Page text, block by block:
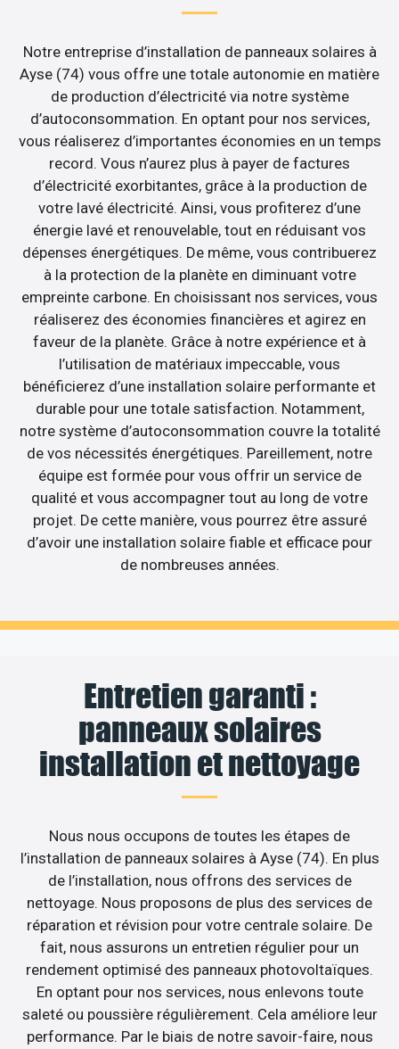
Notre entreprise d’installation de panneaux solaires à
Ayse (74) vous offre une totale autonomie en matière
de production d’électricité via notre système
d’autoconsommation. En optant pour nos services,
vous réaliserez d’importantes économies en un temps
record. Vous n’aurez plus à payer de factures
d’électricité exorbitantes, grâce à la production de
votre lavé électricité. Ainsi, vous profiterez d’une
énergie lavé et renouvelable, tout en réduisant vos
dépenses énergétiques. De même, vous contribuerez
à la protection de la planète en diminuant votre
empreinte carbone. En choisissant nos services, vous
réaliserez des économies financières et agirez en
faveur de la planète. Grâce à notre expérience et à
l’utilisation de matériaux impeccable, vous
bénéficierez d’une installation solaire performante et
durable pour une totale satisfaction. Notamment,
notre système d’autoconsommation couvre la totalité
de vos nécessités énergétiques. Pareillement, notre
équipe est formée pour vous offrir un service de
qualité et vous accompagner tout au long de votre
projet. De cette manière, vous pourrez être assuré
d’avoir une installation solaire fiable et efficace pour
de nombreuses années.
Entretien garanti :
panneaux solaires
installation et nettoyage
Nous nous occupons de toutes les étapes de
l’installation de panneaux solaires à Ayse (74). En plus
de l’installation, nous offrons des services de
nettoyage. Nous proposons de plus des services de
réparation et révision pour votre centrale solaire. De
fait, nous assurons un entretien régulier pour un
rendement optimisé des panneaux photovoltaïques.
En optant pour nos services, nous enlevons toute
saleté ou poussière régulièrement. Cela améliore leur
performance. Par le biais de notre savoir-faire, nous